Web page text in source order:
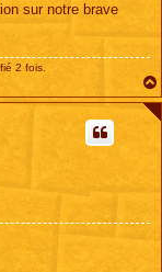
sur notre brave
2 fois.